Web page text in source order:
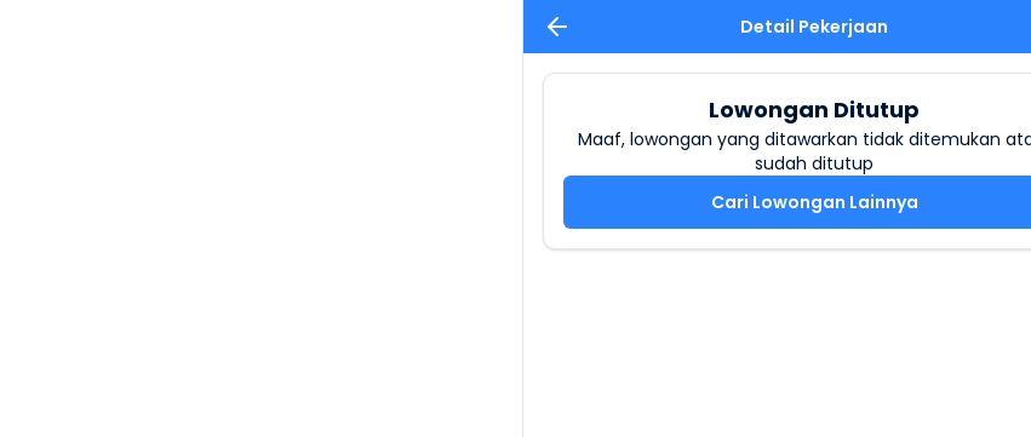
Detail Pekerjaan
Lowongan Ditutup
Maaf, lowongan yang ditawarkan tidak ditemukan
sudah ditutup
Cari Lowongan Lainnya